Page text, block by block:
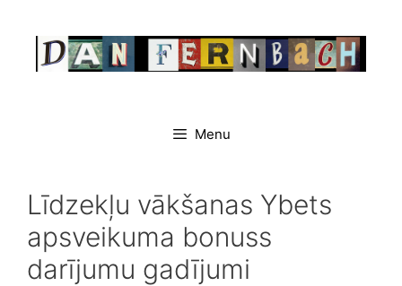
content
Menu
Līdzekļu vākšanas Ybets
apsveikuma bonuss
darījumu gadījumi